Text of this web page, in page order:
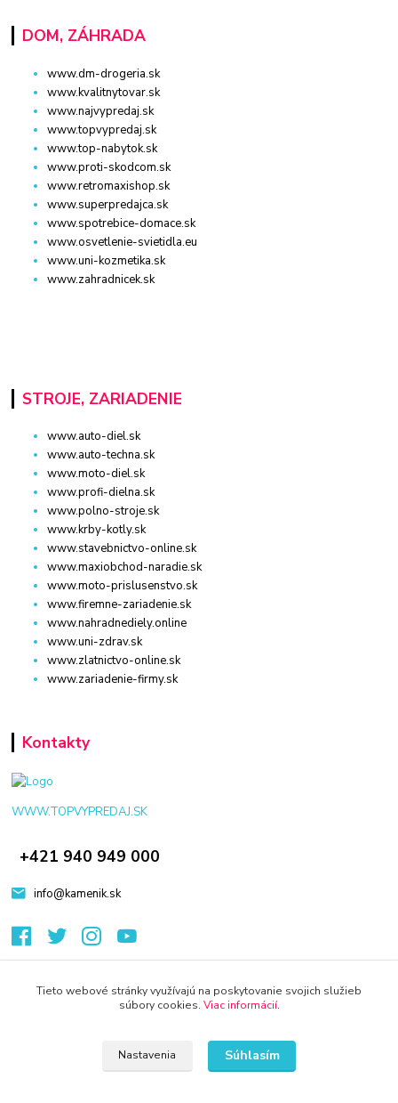
DOM, ZÁHRADA
www.dm-drogeria.sk
www.kvalitnytovar.sk
www.najvypredaj.sk
www.topvypredaj.sk
www.top-nabytok.sk
www.proti-skodcom.sk
www.retromaxishop.sk
www.superpredajca.sk
www.spotrebice-domace.sk
www.osvetlenie-svietidla.eu
www.uni-kozmetika.sk
www.zahradnicek.sk
STROJE, ZARIADENIE
www.auto-diel.sk
www.auto-techna.sk
www.moto-diel.sk
www.profi-dielna.sk
www.polno-stroje.sk
www.krby-kotly.sk
www.stavebnictvo-online.sk
www.maxiobchod-naradie.sk
www.moto-prislusenstvo.sk
www.firemne-zariadenie.sk
www.nahradnediely.online
www.uni-zdrav.sk
www.zlatnictvo-online.sk
www.zariadenie-firmy.sk
Kontakty
WWW.TOPVYPREDAJ.SK
+421 940 949 000
info@kamenik.sk
Eshop-rychlo.sk
Tieto webové stránky využívajú na poskytovanie svojich služieb
súbory cookies. Viac informácií.
Nastavenia Súhlasím